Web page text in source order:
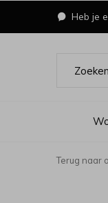
Heb je
Terug naar